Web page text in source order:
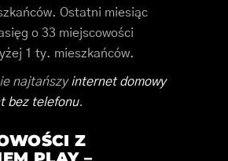
Ostatni miesiąc
o 33 miejscowości
1 ty. mieszkańców.
najtańszyinternet domowy
bez telefonu.
Z